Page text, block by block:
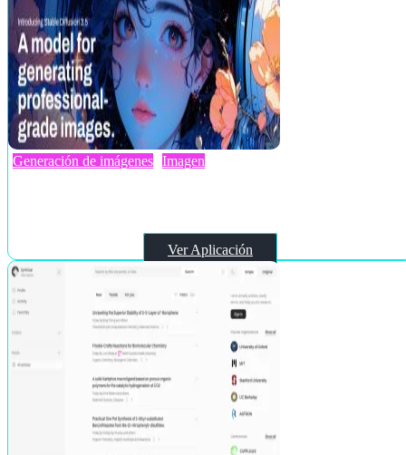
Generación de imágenes Imagen
Ver Aplicación